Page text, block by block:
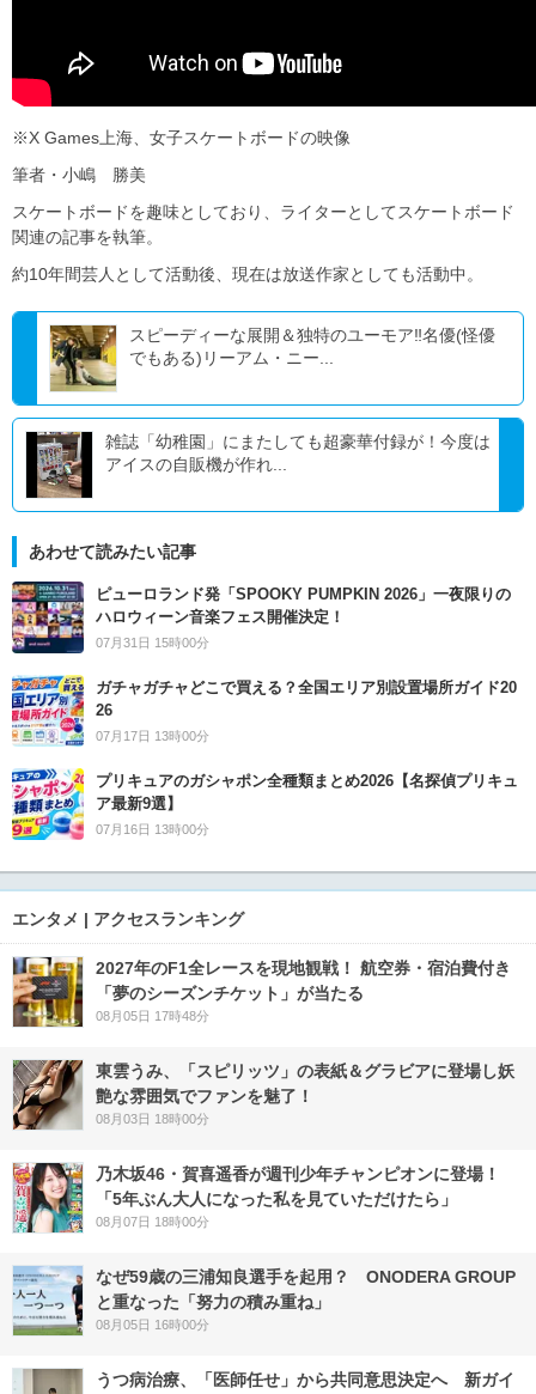
※X Games上海、女子スケートボードの映像
筆者・小嶋 勝美
スケートボードを趣味としており、ライターとしてスケートボード
関連の記事を執筆。
約10年間芸人として活動後、現在は放送作家としても活動中。
スピーディーな展開＆独特のユーモア‼名優(怪優
でもある)リーアム・ニー...
雑誌「幼稚園」にまたしても超豪華付録が！今度は
アイスの自販機が作れ...
あわせて読みたい記事
ピューロランド発「SPOOKY PUMPKIN 2026」一夜限りの
ハロウィーン音楽フェス開催決定！
07月31日 15時00分
ガチャガチャどこで買える？全国エリア別設置場所ガイド20
26
07月17日 13時00分
プリキュアのガシャポン全種類まとめ2026【名探偵プリキュ
ア最新9選】
07月16日 13時00分
エンタメ | アクセスランキング
2027年のF1全レースを現地観戦！ 航空券・宿泊費付き
「夢のシーズンチケット」が当たる
08月05日 17時48分
東雲うみ、「スピリッツ」の表紙＆グラビアに登場し妖
艶な雰囲気でファンを魅了！
08月03日 18時00分
乃木坂46・賀喜遥香が週刊少年チャンピオンに登場！
「5年ぶん大人になった私を見ていただけたら」
08月07日 18時00分
なぜ59歳の三浦知良選手を起用？ ONODERA GROUP
と重なった「努力の積み重ね」
08月05日 16時00分
うつ病治療、「医師任せ」から共同意思決定へ 新ガイ